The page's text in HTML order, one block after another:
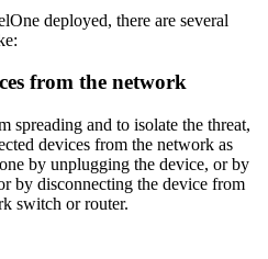
deployed, there are several
from the network
spreading and to isolate the threat,
devices from the network as
by unplugging the device, or by
by disconnecting the device from
switch or router.